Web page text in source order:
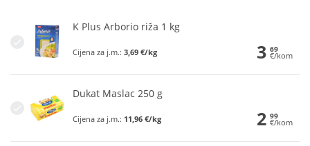
K Plus Arborio riža 1 kg
Cijena za j.m.: 3,69 €/kg 3 69
€/kom
Dukat Maslac 250 g
Cijena za j.m.: 11,96 €/kg 2 99
€/kom